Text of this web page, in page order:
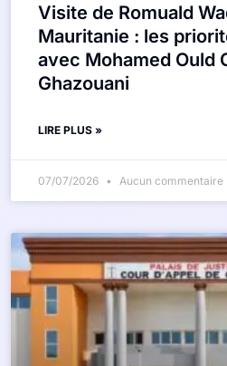
Visite de Romuald
Mauritanie : les
avec Mohamed Ould
Ghazouani
LIRE PLUS »
07/07/2026 Aucun commentaire